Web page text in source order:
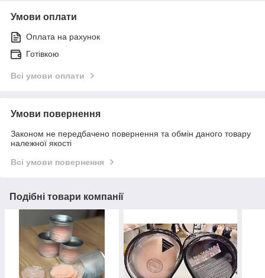
Умови оплати
Оплата на рахунок
Готівкою
Всі умови оплати
Умови повернення
Законом не передбачено повернення та обмін даного товару
належної якості
Всі умови повернення
Подібні товари компанії